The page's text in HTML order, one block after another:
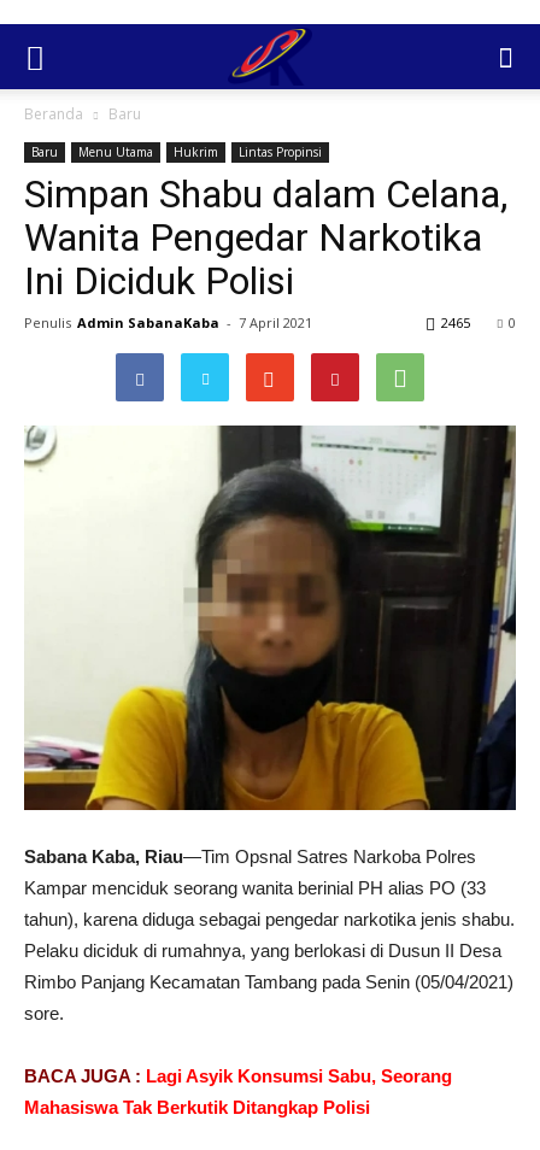
Beranda Baru
Baru Menu Utama Hukrim Lintas Propinsi
Simpan Shabu dalam Celana,
Wanita Pengedar Narkotika
Ini Diciduk Polisi
Penulis Admin SabanaKaba - 7 April 2021 0
2465
Sabana Kaba, Riau—Tim Opsnal Satres Narkoba Polres
Kampar menciduk seorang wanita berinial PH alias PO (33
tahun), karena diduga sebagai pengedar narkotika jenis shabu.
Pelaku diciduk di rumahnya, yang berlokasi di Dusun II Desa
Rimbo Panjang Kecamatan Tambang pada Senin (05/04/2021)
sore.
BACA JUGA : Lagi Asyik Konsumsi Sabu, Seorang
Mahasiswa Tak Berkutik Ditangkap Polisi